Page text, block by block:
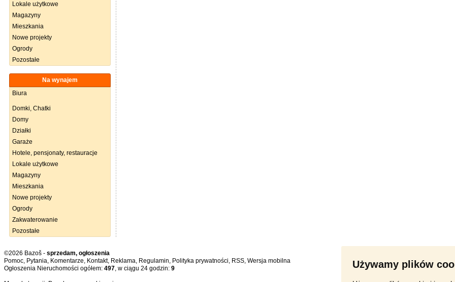
Używamy plików
Lokale użytkowe
Magazyny
Mieszkania
Nowe projekty
Ogrody
Pozostałe
Na wynajem
Biura
Domki, Chatki
Domy
Działki
Garaże
Hotele, pensjonaty, restauracje
Lokale użytkowe
Magazyny
Mieszkania
Nowe projekty
Ogrody
Zakwaterowanie
Pozostałe
©2026 Bazoš - sprzedam, ogłoszenia
Pomoc, Pytania, Komentarze, Kontakt, Reklama, Regulamin, Polityka prywatności, RSS,
Ogłoszenia Nieruchomości ogółem: 497, w ciągu 24 godzin: 9